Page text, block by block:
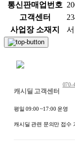
통신판매업번호
고객센터
사업장 소재지
캐시딜 고객센터
070-
평일 09:00 ~17:00 운영
캐시딜 관련 문의만 접수